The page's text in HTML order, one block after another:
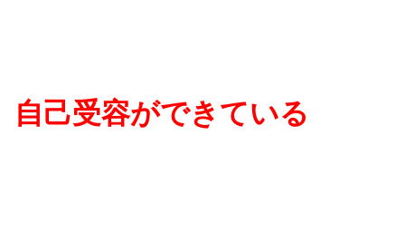
自己受容ができている